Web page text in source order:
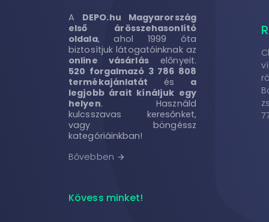
A DEPO.hu Magyarország
első árösszehasonlító
oldala, ahol 1999 óta
biztosítjuk látogatóinknak az
online vásárláselőnyeit.
520 forgalmazó 3 786 808
termékajánlatát és a
legjobb árait kínáljuk egy
helyen. Használd
kulcsszavas keresőnket,
vagy böngéssz
kategóriáinkban!
Bővebben arrow_forward
Kövess minket!